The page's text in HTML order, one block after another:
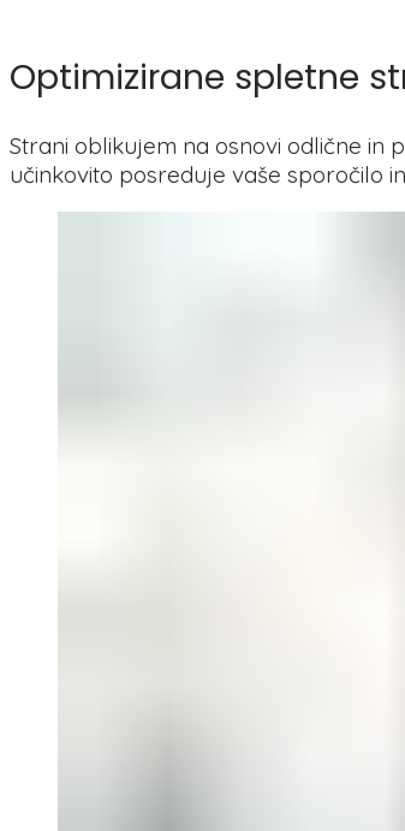
Optimizirane spletne
Strani oblikujem na osnovi odlične
učinkovito posreduje vaše sporočilo